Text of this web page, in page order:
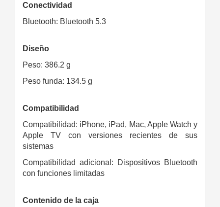
Conectividad
Bluetooth: Bluetooth 5.3
Diseño
Peso: 386.2 g
Peso funda: 134.5 g
Compatibilidad
Compatibilidad: iPhone, iPad, Mac, Apple Watch y
Apple TV con versiones recientes de sus
sistemas
Compatibilidad adicional: Dispositivos Bluetooth
con funciones limitadas
Contenido de la caja